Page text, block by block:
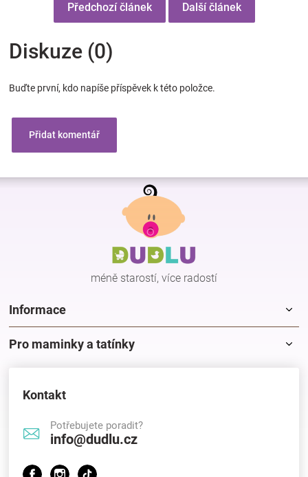
Předchozí článek Další článek
Diskuze (0)
Buďte první, kdo napíše příspěvek k této položce.
Přidat komentář
Z
méně starostí, více radostí
Informace
Pro maminky a tatínky
Kontakt
Potřebujete poradit?
info@dudlu.cz